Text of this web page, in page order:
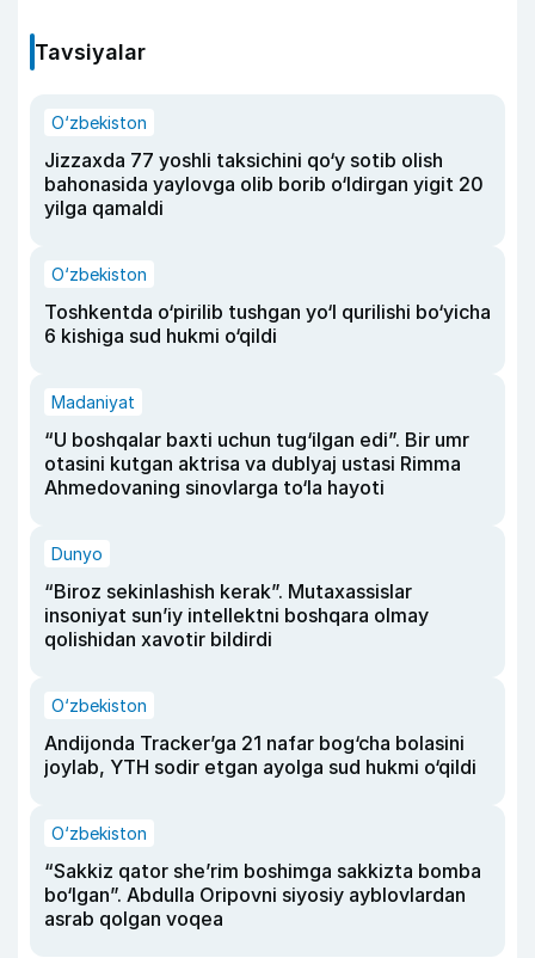
Tavsiyalar
O‘zbekiston
Jizzaxda 77 yoshli taksichini qo‘y sotib olish
bahonasida yaylovga olib borib o‘ldirgan yigit 20
yilga qamaldi
O‘zbekiston
Toshkentda o‘pirilib tushgan yo‘l qurilishi bo‘yicha
6 kishiga sud hukmi o‘qildi
Madaniyat
“U boshqalar baxti uchun tug‘ilgan edi”. Bir umr
otasini kutgan aktrisa va dublyaj ustasi Rimma
Ahmedovaning sinovlarga to‘la hayoti
Dunyo
“Biroz sekinlashish kerak”. Mutaxassislar
insoniyat sun’iy intellektni boshqara olmay
qolishidan xavotir bildirdi
O‘zbekiston
Andijonda Tracker’ga 21 nafar bog‘cha bolasini
joylab, YTH sodir etgan ayolga sud hukmi o‘qildi
O‘zbekiston
“Sakkiz qator she’rim boshimga sakkizta bomba
bo‘lgan”. Abdulla Oripovni siyosiy ayblovlardan
asrab qolgan voqea